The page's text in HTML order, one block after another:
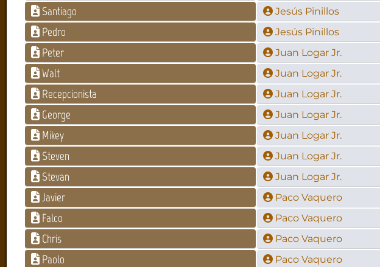
Santiago Jesús Pinillos
Pedro Jesús Pinillos
Peter Juan Logar Jr.
Walt Juan Logar Jr.
Recepcionista Juan Logar Jr.
George Juan Logar Jr.
Mikey Juan Logar Jr.
Steven Juan Logar Jr.
Stevan Juan Logar Jr.
Javier Paco Vaquero
Falco Paco Vaquero
Chris Paco Vaquero
Paolo Paco Vaquero